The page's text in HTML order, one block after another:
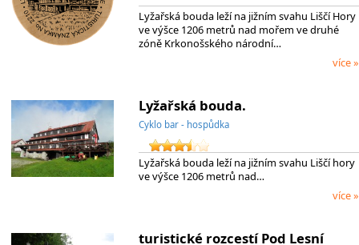
Lyžařská bouda leží na jižním svahu Liščí Hory
ve výšce 1206 metrů nad mořem ve druhé
zóně Krkonošského národní…
více »
Lyžařská bouda.
Cyklo bar - hospůdka
Lyžařská bouda leží na jižním svahu Liščí hory
ve výšce 1206 metrů nad…
více »
turistické rozcestí Pod Lesní